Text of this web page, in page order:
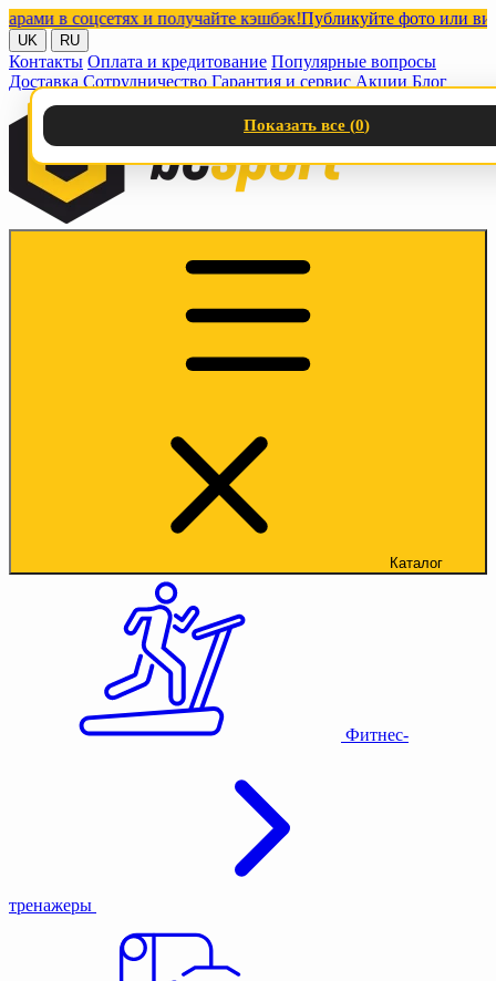
в соцсетях и получайте кэшбэк!Публикуйте фото или видео
UK RU
Контакты Оплата и кредитование Популярные вопросы
Доставка Сотрудничество Гарантия и сервис Акции Блог
Каталог
Фитнес-
тренажеры
Показать все (0)